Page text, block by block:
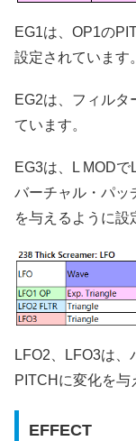
EG1は、OP1の
設定されています。
EG2は、フィルタ
ています。
EG3は、L MODで
バーチャル・パッ
を与えるように設
LFO2、LFO3は
PITCHに変化を与
EFFECT